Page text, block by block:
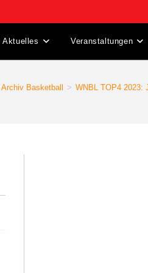
Aktuelles Veranstaltungen
Archiv Basketball > WNBL TOP4 2023: